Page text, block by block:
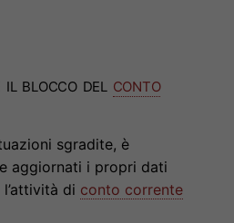
il blocco del conto
sgradite, è
aggiornati i propri dati
di conto corrente